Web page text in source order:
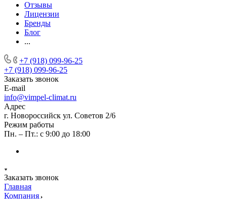
Отзывы
Лицензии
Бренды
Блог
...
+7 (918) 099-96-25
+7 (918) 099-96-25
Заказать звонок
E-mail
info@vimpel-climat.ru
Адрес
г. Новороссийск ул. Советов 2/6
Режим работы
Пн. – Пт.: с 9:00 до 18:00
Заказать звонок
Главная
Компания